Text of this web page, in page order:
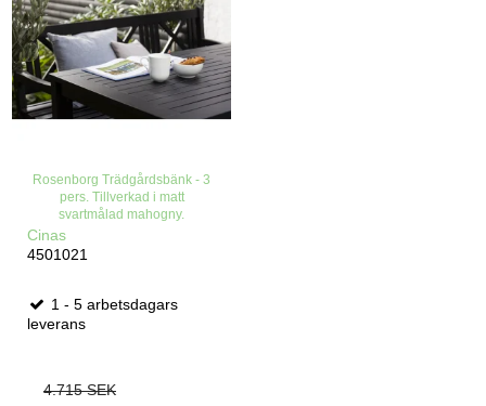
Rosenborg Trädgårdsbänk - 3
pers. Tillverkad i matt
svartmålad mahogny.
Cinas
4501021
1 - 5 arbetsdagars
leverans
4.715 SEK